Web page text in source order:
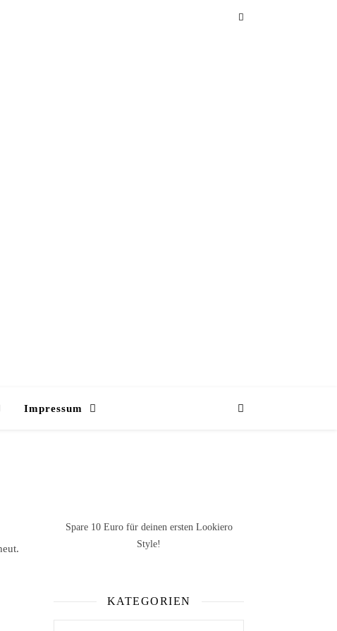
Impressum
Spare 10 Euro für deinen ersten Lookiero
Style!
KATEGORIEN